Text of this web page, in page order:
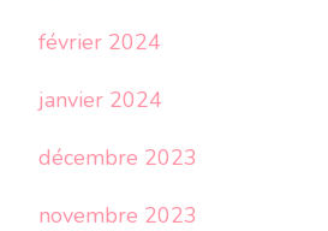
février 2024
janvier 2024
décembre 2023
novembre 2023